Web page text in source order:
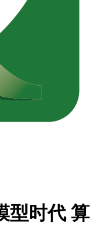
型时代 算